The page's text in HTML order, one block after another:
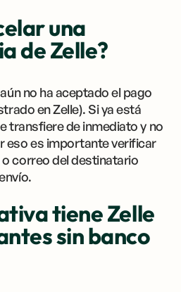
una
de Zelle?
no ha aceptado el pago
en Zelle). Si ya está
transfiere de inmediato y no
eso es importante verificar
correo del destinatario
tiene Zelle
sin banco